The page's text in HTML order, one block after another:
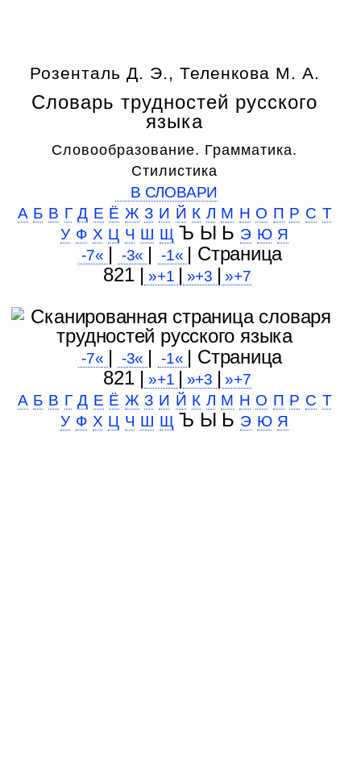
Розенталь Д. Э., Теленкова М. А.
Словарь трудностей русского
языка
Словообразование. Грамматика.
Стилистика
В СЛОВАРИ
А Б В Г Д Е Ё Ж З И Й К Л М Н О П Р С Т
У Ф Х Ц Ч Ш Щ Ъ Ы Ь Э Ю Я
-7« | -3« | -1« | Cтраница
821 | »+1 | »+3 | »+7
-7« | -3« | -1« | Cтраница
821 | »+1 | »+3 | »+7
А Б В Г Д Е Ё Ж З И Й К Л М Н О П Р С Т
У Ф Х Ц Ч Ш Щ Ъ Ы Ь Э Ю Я